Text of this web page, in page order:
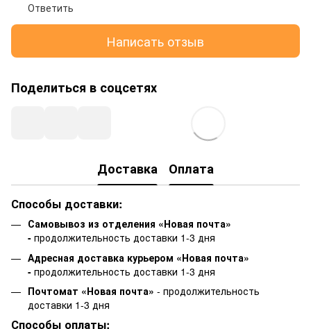
Ответить
Написать отзыв
Поделиться в соцсетях
Доставка Оплата
Способы доставки:
Самовывоз из отделения «Новая почта»
- продолжительность доставки 1-3 дня
Адресная доставка курьером «Новая почта»
- продолжительность доставки 1-3 дня
Почтомат «Новая почта» - продолжительность
доставки 1-3 дня
Способы оплаты: